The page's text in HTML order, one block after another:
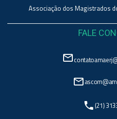
Associação dos Magistrados
FALE
mail_outline
mail_outline
phone (21)